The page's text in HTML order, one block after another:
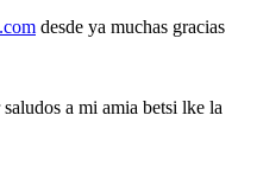
desde ya muchas gracias
a mi amia betsi lke la